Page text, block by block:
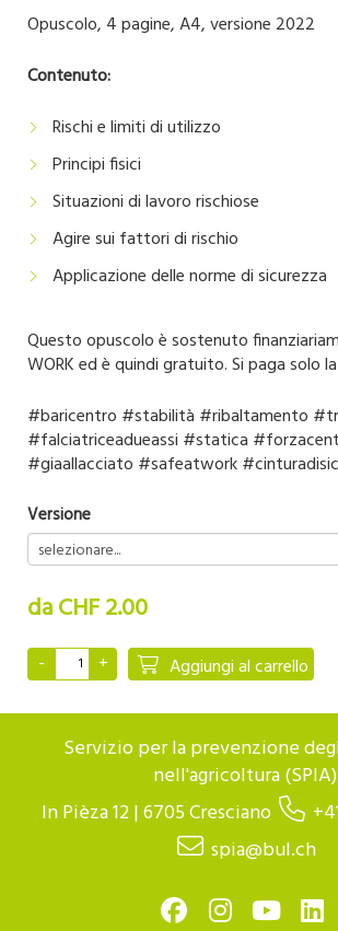
Opuscolo, 4 pagine, A4, versione 2022
Contenuto:
Rischi e limiti di utilizzo
Principi fisici
Situazioni di lavoro rischiose
Agire sui fattori di rischio
Applicazione delle norme di sicurezza
Questo opuscolo è sostenuto
WORK ed è quindi gratuito. Si paga solo
#baricentro #stabilità #ribaltamento
#falciatriceadueassi #statica
#giaallacciato #safeatwork
Versione
da CHF 2.00
Aggiungi al carrello
Servizio per la prevenzione
nell'agricoltura (SPIA)
In Pièza 12 | 6705 Cresciano
spia@bul.ch